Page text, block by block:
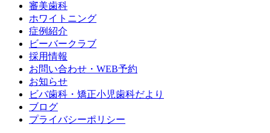
審美歯科
ホワイトニング
症例紹介
ビーバークラブ
採用情報
お問い合わせ・WEB予約
お知らせ
ビバ歯科・矯正小児歯科だより
ブログ
プライバシーポリシー